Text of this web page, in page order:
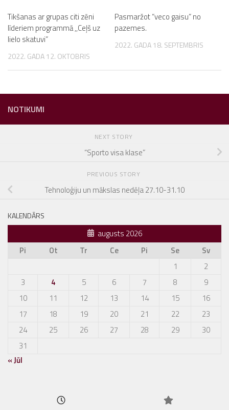
Tikšanas ar grupas citi zēni
līderiem programmā ,,Ceļš uz
lielo skatuvi”
2022. GADA 12. OKTOBRIS
Pasmaržot “veco gaisu” no
pazemes.
2022. GADA 18. SEPTEMBRIS
NOTIKUMI
NEXT STORY
“Sporto visa klase”
PREVIOUS STORY
Tehnoloģiju un mākslas nedēļa 27.10-31.10
KALENDĀRS
augusts 2026
Pi
Ot Tr Ce Pi Se
Sv
1
2
3
4 5 6 7 8
9
10
11 12 13 14 15
16
17
18 19 20 21 22
23
24
25 26 27 28 29
30
31
« Jūl